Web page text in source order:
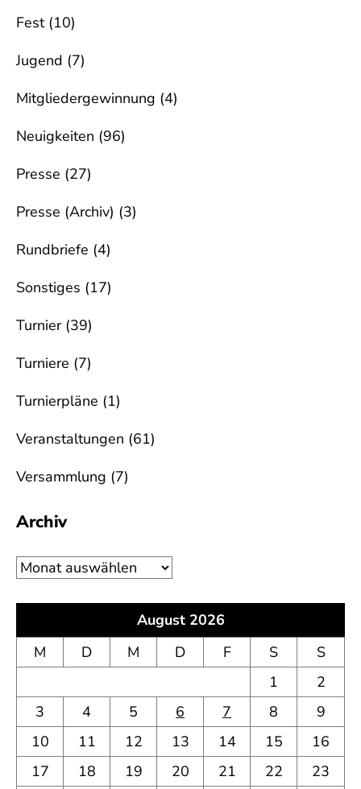
Fest(10)
Jugend (7)
Mitgliedergewinnung (4)
Neuigkeiten (96)
Presse (27)
Presse (Archiv) (3)
Rundbriefe (4)
Sonstiges (17)
Turnier(39)
Turniere (7)
Turnierpläne (1)
Veranstaltungen (61)
Versammlung (7)
Archiv
Archiv
August 2026
M
D M D F S
S
1
2
3
4 5 6 7 8
9
10
11 12 13 14 15
16
17
18 19 20 21 22 23